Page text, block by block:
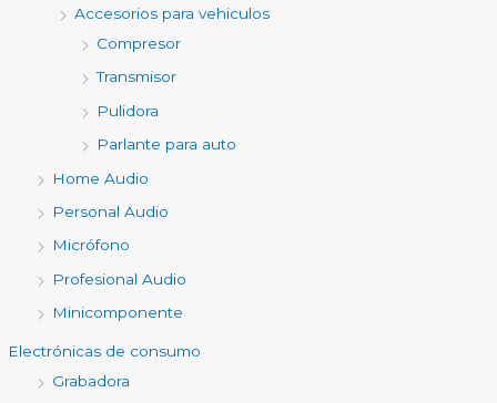
Accesorios para vehiculos
Compresor
Transmisor
Pulidora
Parlante para auto
Home Audio
Personal Audio
Micrófono
Profesional Audio
Minicomponente
Electrónicas de consumo
Grabadora